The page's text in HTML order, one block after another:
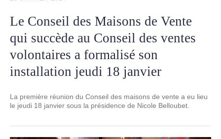
Le Conseil des Maisons de Vente
qui succède au Conseil des ventes
volontaires a formalisé son
installation jeudi 18 janvier
La première réunion du Conseil des maisons de vente a eu lieu
le jeudi 18 janvier sous la présidence de Nicole Belloubet.